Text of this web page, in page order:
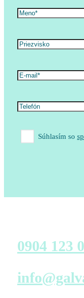
Súhlasím so
0904 123